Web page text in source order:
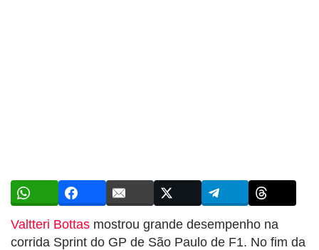
Valtteri Bottas mostrou grande desempenho na
corrida Sprint do GP de São Paulo de F1. No fim da